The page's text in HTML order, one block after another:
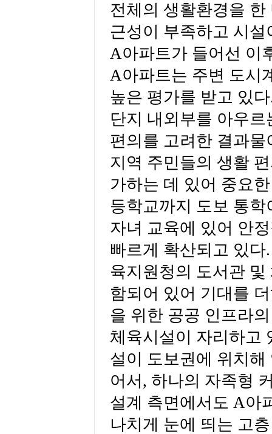
전체의 생활환경을
근성이 부족하고 시
A아파트가 들어선 이
A아파트는 주변 도시
높은 평가를 받고 있
단지 내외부를 아우
편의를 고려한 결과
지역 주민들의 생활
가하는 데 있어 중요
등학교까지 도보 통
자녀 교육에 있어 안
빠르게 확산되고 있
육지원청의 도서관
함되어 있어 기대를
을 위한 공공 인프라
체육시설이 자리하고
설이 도보권에 위치
어서, 하나의 자족형
설계 측면에서도 A아
나치게 눈에 띄는 고